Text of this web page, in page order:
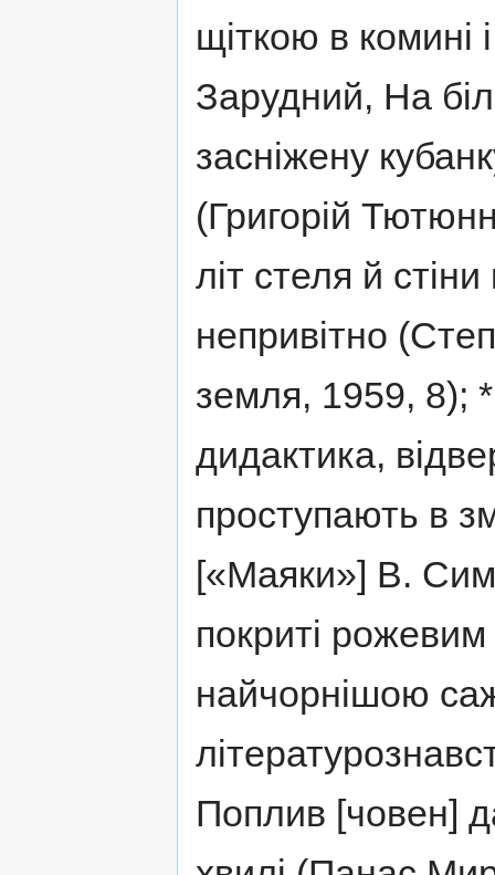
щіткою в комині
Зарудний, На
засніжену
(Григорій
літ стеля й
непривітно
земля, 1959, 8);
дидактика,
проступають в
[«Маяки»] В.
покриті
найчорнішою
Поплив [човен]